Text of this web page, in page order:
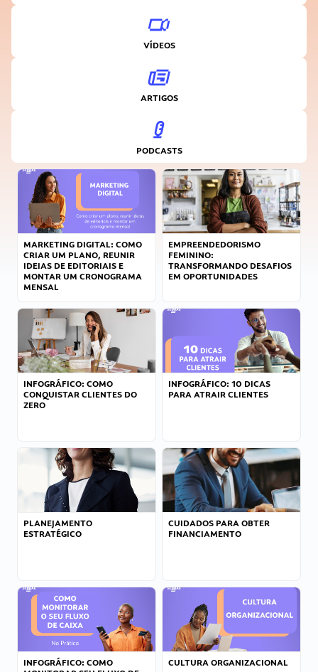
VÍDEOS
ARTIGOS
PODCASTS
MARKETING DIGITAL: COMO
CRIAR UM PLANO, REUNIR
IDEIAS DE EDITORIAIS E
MONTAR UM CRONOGRAMA
MENSAL
EMPREENDEDORISMO
FEMININO:
TRANSFORMANDO DESAFIOS
EM OPORTUNIDADES
INFOGRÁFICO: COMO
CONQUISTAR CLIENTES DO
ZERO
INFOGRÁFICO: 10 DICAS
PARA ATRAIR CLIENTES
PLANEJAMENTO
ESTRATÉGICO
CUIDADOS PARA OBTER
FINANCIAMENTO
INFOGRÁFICO: COMO
CULTURA ORGANIZACIONAL